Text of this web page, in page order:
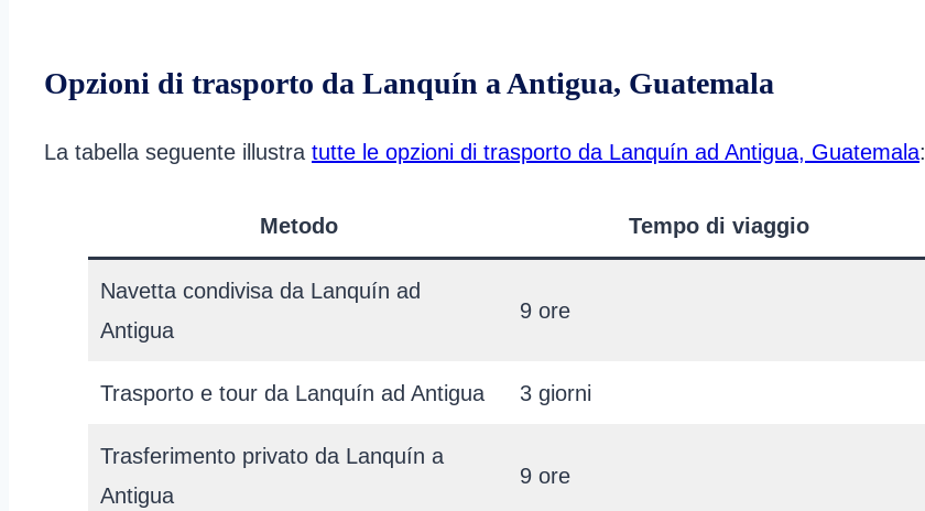
Opzioni di trasporto da Lanquín a Antigua, Guatemala
La tabella seguente illustra tutte le opzioni di trasporto da Lanquín ad Antigua, Guatemala:
Metodo Tempo di viaggio
Navetta condivisa da Lanquín ad
Antigua
9 ore
Trasporto e tour da Lanquín ad Antigua 3 giorni
Trasferimento privato da Lanquín a
Antigua
9 ore